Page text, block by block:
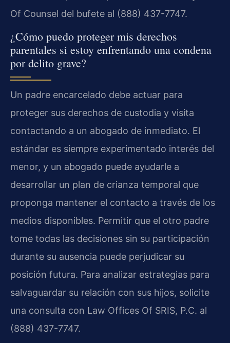
Of Counsel del bufete al (888) 437-7747.
¿Cómo puedo proteger mis derechos
parentales si estoy enfrentando una condena
por delito grave?
Un padre encarcelado debe actuar para
proteger sus derechos de custodia y visita
contactando a un abogado de inmediato. El
estándar es siempre experimentado interés del
menor, y un abogado puede ayudarle a
desarrollar un plan de crianza temporal que
proponga mantener el contacto a través de los
medios disponibles. Permitir que el otro padre
tome todas las decisiones sin su participación
durante su ausencia puede perjudicar su
posición futura. Para analizar estrategias para
salvaguardar su relación con sus hijos, solicite
una consulta con Law Offices Of SRIS, P.C. al
(888) 437-7747.